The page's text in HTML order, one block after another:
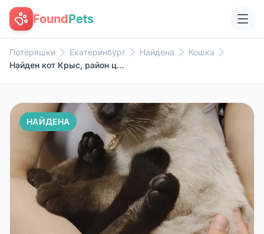
FoundPets
Потеряшки Екатеринбург Найдена
Кошка
Найден кот Крыс, район центрального стадиона
НАЙДЕНА